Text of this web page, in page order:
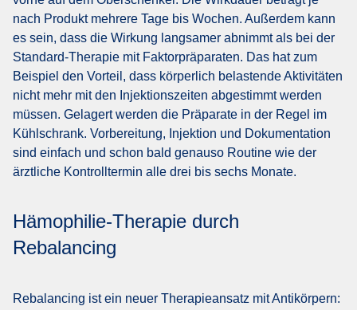
nach Produkt mehrere Tage bis Wochen. Außerdem kann
es sein, dass die Wirkung langsamer abnimmt als bei der
Standard-Therapie mit Faktorpräparaten. Das hat zum
Beispiel den Vorteil, dass körperlich belastende Aktivitäten
nicht mehr mit den Injektionszeiten abgestimmt werden
müssen. Gelagert werden die Präparate in der Regel im
Kühlschrank. Vorbereitung, Injektion und Dokumentation
sind einfach und schon bald genauso Routine wie der
ärztliche Kontrolltermin alle drei bis sechs Monate.
Hämophilie-Therapie durch
Rebalancing
Rebalancing ist ein neuer Therapieansatz mit Antikörpern: